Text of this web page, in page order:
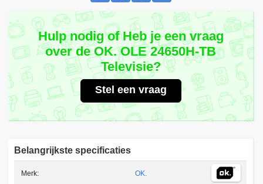
Hulp nodig of Heb je een vraag
over de OK. OLE 24650H-TB
Televisie?
Stel een vraag
Belangrijkste specificaties
Merk: OK.